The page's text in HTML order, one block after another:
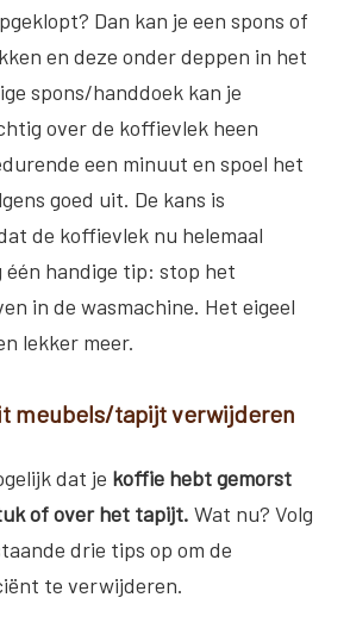
Dan kan je een spons of
en deze onder deppen in het
spons/handdoek kan je
over de koffievlek heen
een minuut en spoel het
goed uit. De kans is
de koffievlek nu helemaal
één handige tip: stop het
in de wasmachine. Het eigeel
lekker meer.
meubels/tapijt verwijderen
dat je koffie hebt gemorst
of over het tapijt. Wat nu? Volg
drie tips op om de
te verwijderen.